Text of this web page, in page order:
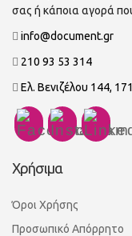
σας ή κάποια αγορά
info@document.gr
210 93 53 314
Ελ. Βενιζέλου 144,
Χρήσιμα
Όροι Χρήσης
Προσωπικό Απόρρητο